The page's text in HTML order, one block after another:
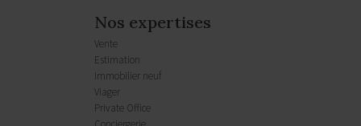
Nos expertises
Vente
Estimation
Immobilier neuf
Viager
Private Office